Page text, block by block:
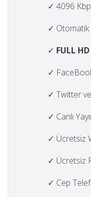
✓ 4096
✓ Otomatik
✓ FULL HD
✓
✓ Twitter ve
✓ Canlı
✓ Ücretsiz
✓ Ücretsiz
✓ Cep